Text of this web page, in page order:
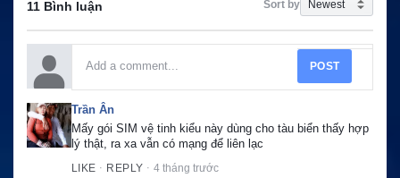
11 Bình luận Sort by
POST
Trần Ân
Mấy gói SIM vệ tinh kiểu này dùng cho tàu biển thấy hợp
lý thật, ra xa vẫn có mạng để liên lạc
LIKE · REPLY · 4 tháng trước